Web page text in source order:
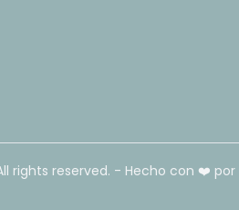
rights reserved. - Hecho con ❤️ por